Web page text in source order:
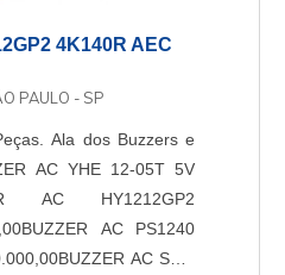
4K140R AEC
PAULO - SP
Ala dos Buzzers e
AC YHE 12-05T 5V
AC HY1212GP2
AC PS1240
AC SEM